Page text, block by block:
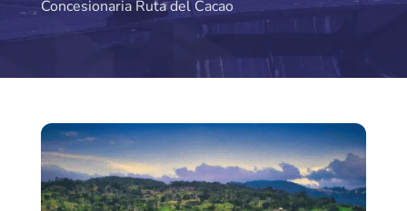
Concesionaria Ruta del Cacao